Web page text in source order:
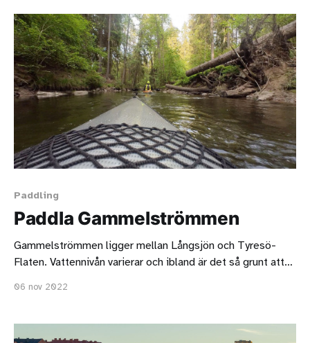
Paddling
Paddla Gammelströmmen
Gammelströmmen ligger mellan Långsjön och Tyresö-
Flaten. Vattennivån varierar och ibland är det så grunt att
06 nov 2022